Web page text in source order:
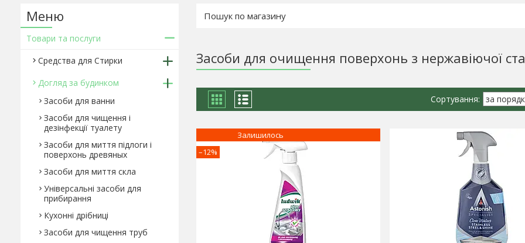
Засоби для очищення поверхонь з нержавіючої
–12%
Залишилось
Товари та послуги
Средства для Стирки
Догляд за будинком
Засоби для ванни
Засоби для чищення і
дезінфекції туалету
Засоби для миття підлоги і
поверхонь древяных
Засоби для миття скла
Універсальні засоби для
прибирання
Кухонні дрібниці
Засоби для чищення труб